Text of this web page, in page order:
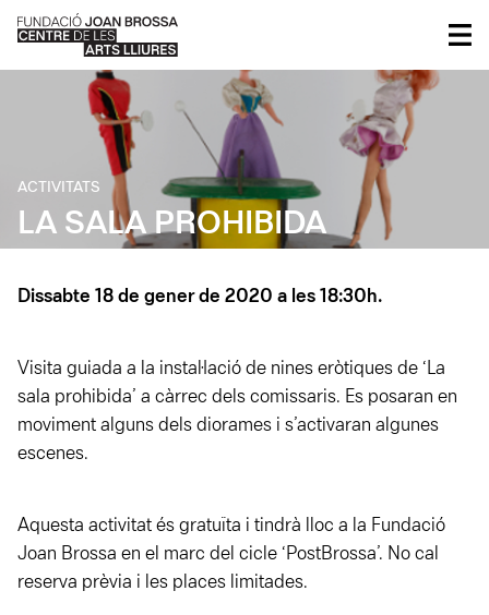
ACTIVITATS
LA SALA PROHIBIDA
Dissabte 18 de gener de 2020 a les 18:30h.
Visita guiada a la instal·lació de nines eròtiques de ‘La
sala prohibida’ a càrrec dels comissaris. Es posaran en
moviment alguns dels diorames i s’activaran algunes
escenes.
Aquesta activitat és gratuïta i tindrà lloc a la Fundació
Joan Brossa en el marc del cicle ‘PostBrossa’. No cal
reserva prèvia i les places limitades.